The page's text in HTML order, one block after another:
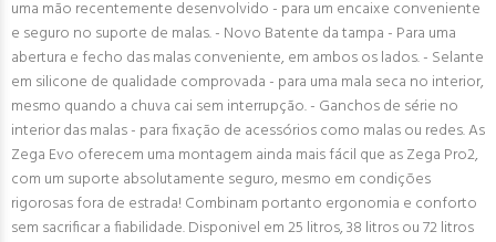
uma mão recentemente desenvolvido - para um encaixe conveniente
e seguro no suporte de malas. - Novo Batente da tampa - Para uma
abertura e fecho das malas conveniente, em ambos os lados. - Selante
em silicone de qualidade comprovada - para uma mala seca no interior,
mesmo quando a chuva cai sem interrupção. - Ganchos de série no
interior das malas - para fixação de acessórios como malas ou redes. As
Zega Evo oferecem uma montagem ainda mais fácil que as Zega Pro2,
com um suporte absolutamente seguro, mesmo em condições
rigorosas fora de estrada! Combinam portanto ergonomia e conforto
sem sacrificar a fiabilidade. Disponivel em 25 litros, 38 litros ou 72 litros